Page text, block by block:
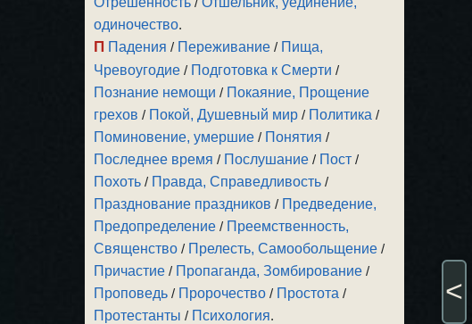
одиночество.
П Падения / Переживание / Пища,
Чревоугодие / Подготовка к Смерти /
Познание немощи / Покаяние, Прощение
грехов / Покой, Душевный мир / Политика /
Поминовение, умершие / Понятия /
Последнее время / Послушание / Пост /
Похоть / Правда, Справедливость /
Празднование праздников / Предведение,
Предопределение / Преемственность,
Священство / Прелесть, Самообольщение /
Причастие / Пропаганда, Зомбирование /
Проповедь / Пророчество / Простота /
Протестанты / Психология.
<